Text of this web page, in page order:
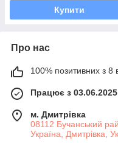
Купити
Про нас
100% позитивних з 8
Працює з 03.06.2025
м. Дмитрiвка
08112 Бучанський
Україна, Дмитрiвка,